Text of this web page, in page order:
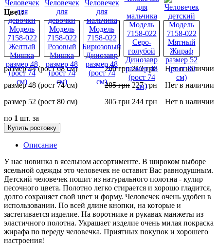
Цвет:
размер 44 (рост 68 см) 266грн 213грн
Нет в наличии
размер 48 (рост 74 см)
285грн 227грн
Нет в наличии
размер 52 (рост 80 см)
305грн 244 грн
Нет в наличии
по 1 шт. за
Купить ростовку
Описание
У нас новинка в ясельном ассортименте. В широком выборе
ясельной одежды это человечек не оставит Вас равнодушным.
Детский человечек пошит из натурального полотна - кулир
песочного цвета. Полотно легко стирается и хорошо гладится,
долго сохраняет свой цвет и форму. Человечек очень удобен в
использовании. По всей длине кнопки, на которые и
застегивается изделие. На воротнике и рукавах манжеты из
эластичного полотна. Украшает изделие очень милая покраска
жирафа по переду человечка. Приятных покупок и хорошего
настроения!